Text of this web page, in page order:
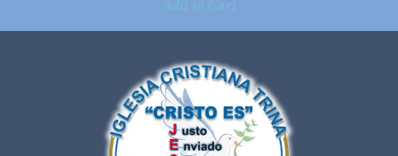
Add to Cart